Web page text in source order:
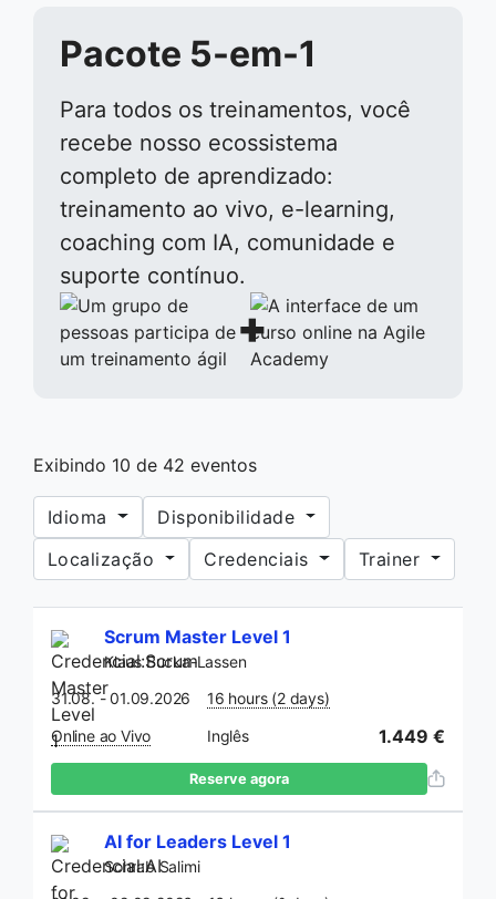
Pacote 5-em-1
Para todos os treinamentos, você
recebe nosso ecossistema
completo de aprendizado:
treinamento ao vivo, e-learning,
coaching com IA, comunidade e
suporte contínuo.
+
Exibindo 10 de 42 eventos
Idioma
Disponibilidade
Localização
Credenciais Trainer
Scrum Master Level 1
Klaus Bucka-Lassen
31.08. - 01.09.2026
16 hours (2 days)
Online ao Vivo Inglês 1.449 €
Reserve agora
AI for Leaders Level 1
Sohrab Salimi